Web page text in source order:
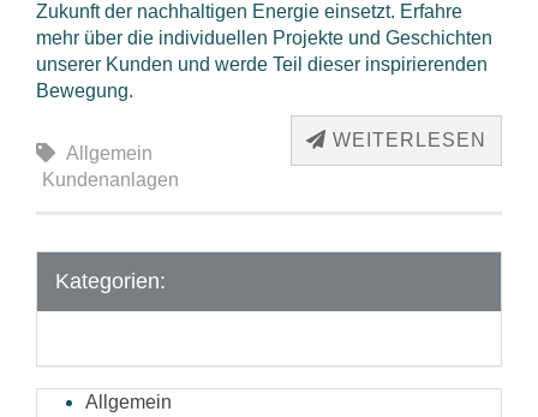
Zukunft der nachhaltigen Energie einsetzt. Erfahre
mehr über die individuellen Projekte und Geschichten
unserer Kunden und werde Teil dieser inspirierenden
Bewegung.
WEITERLESEN
Allgemein
Kundenanlagen
Kategorien:
Allgemein